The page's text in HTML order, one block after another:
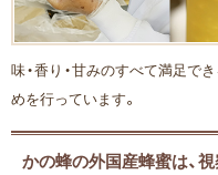
味・香り・甘みのすべて満足で
めを行っています。
かの蜂の外国産蜂蜜は、